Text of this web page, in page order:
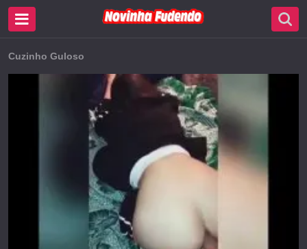
Cuzinho Guloso